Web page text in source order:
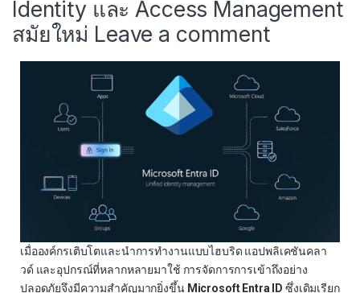
Identity และ Access Management
สมัยใหม่ Leave a comment
เมื่อองค์กรเติบโตและนำการทำงานแบบไฮบริด แอปพลิเคชันคลา
วด์ และอุปกรณ์ที่หลากหลายมาใช้ การจัดการการเข้าถึงอย่าง
ปลอดภัยจึงมีความสำคัญมากยิ่งขึ้น Microsoft Entra ID ซึ่งเดิมเรียก